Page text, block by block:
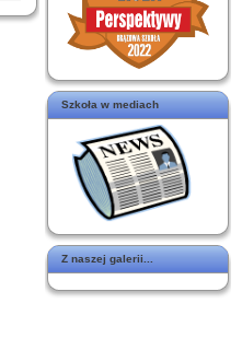
Szkoła w mediach
Z naszej galerii...